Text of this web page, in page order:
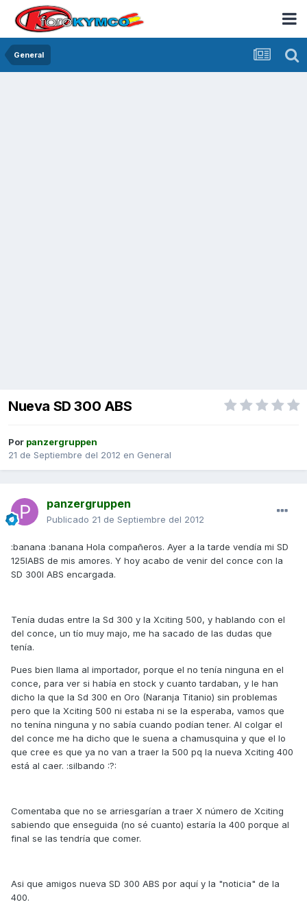
General
Nueva SD 300 ABS
Por panzergruppen
21 de Septiembre del 2012 en General
panzergruppen
Publicado 21 de Septiembre del 2012
:banana :banana Hola compañeros. Ayer a la tarde vendía mi SD
125IABS de mis amores. Y hoy acabo de venir del conce con la
SD 300I ABS encargada.
Tenía dudas entre la Sd 300 y la Xciting 500, y hablando con el
del conce, un tío muy majo, me ha sacado de las dudas que
tenía.
Pues bien llama al importador, porque el no tenía ninguna en el
conce, para ver si había en stock y cuanto tardaban, y le han
dicho la que la Sd 300 en Oro (Naranja Titanio) sin problemas
pero que la Xciting 500 ni estaba ni se la esperaba, vamos que
no tenína ninguna y no sabía cuando podían tener. Al colgar el
del conce me ha dicho que le suena a chamusquina y que el lo
que cree es que ya no van a traer la 500 pq la nueva Xciting 400
está al caer. :silbando :?:
Comentaba que no se arriesgarían a traer X número de Xciting
sabiendo que enseguida (no sé cuanto) estaría la 400 porque al
final se las tendría que comer.
Asi que amigos nueva SD 300 ABS por aquí y la "noticia" de la
400.